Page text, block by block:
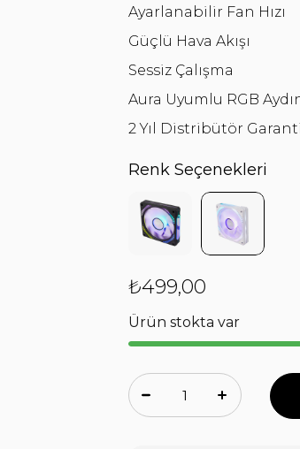
Ayarlanabilir Fan Hızı
Güçlü Hava Akışı
Sessiz Çalışma
Aura Uyumlu RGB
2 Yıl Distribütör
₺499,00
Renk Seçenekleri
Ürün stokta var